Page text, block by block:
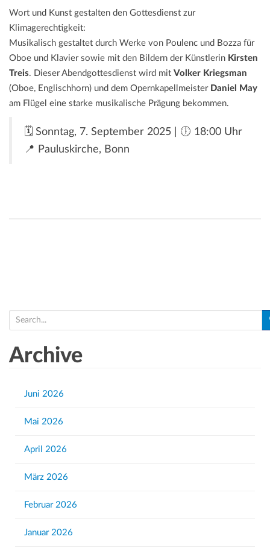
Wort und Kunst gestalten den Gottesdienst zur
Klimagerechtigkeit:
Musikalisch gestaltet durch Werke von Poulenc und Bozza für
Oboe und Klavier sowie mit den Bildern der Künstlerin Kirsten
Treis. Dieser Abendgottesdienst wird mit Volker Kriegsman
(Oboe, Englischhorn) und dem Opernkapellmeister Daniel May
am Flügel eine starke musikalische Prägung bekommen.
🗓 Sonntag, 7. September 2025 | 🕕 18:00 Uhr
📍 Pauluskirche, Bonn
e
rArchive
Juni 2026
Mai 2026
April 2026
März 2026
Februar 2026
Januar 2026